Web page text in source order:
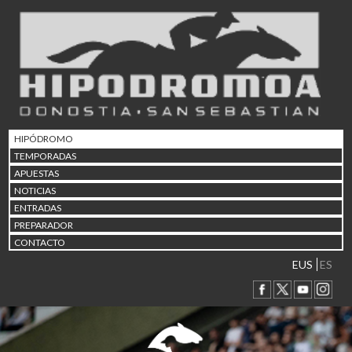
HIPÓDROMO
TEMPORADAS
APUESTAS
NOTICIAS
ENTRADAS
PREPARADOR
CONTACTO
EUS ES
02/08 17:30 Abuztuaren 2a / 2 de
Abuztuaren 9a / 9 de
12/08 12:24 Abuztaren 12a / 12 de
15/08 17:05 Abuztuaren 15a / 15 de
23/08 17:30 Abuztuaren 23a / 23 de
30/08 17:30 Abuztuaren 30a / 30 de
02/09 11:15
06/09 17:30 Irailaren 6a / 6 de
Irailaren 13a / 13 de
30/09 11:30 Irailaren 30a / 30 de